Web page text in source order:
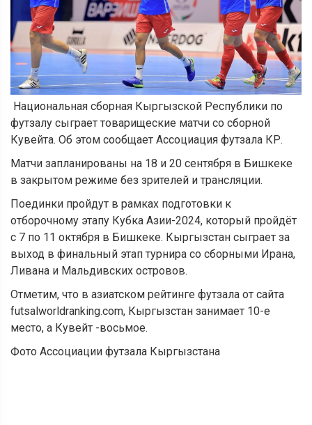
Национальная сборная Кыргызской Республики по
футзалу сыграет товарищеские матчи со сборной
Кувейта. Об этом сообщает Ассоциация футзала КР.
Матчи запланированы на 18 и 20 сентября в Бишкеке
в закрытом режиме без зрителей и трансляции.
Поединки пройдут в рамках подготовки к
отборочному этапу Кубка Азии-2024, который пройдёт
с 7 по 11 октября в Бишкеке. Кыргызстан сыграет за
выход в финальный этап турнира со сборными Ирана,
Ливана и Мальдивских островов.
Отметим, что в азиатском рейтинге футзала от сайта
futsalworldranking.com, Кыргызстан занимает 10-е
место, а Кувейт -восьмое.
Фото Ассоциации футзала Кыргызстана